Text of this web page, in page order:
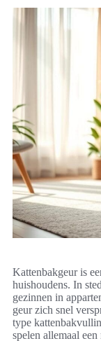
Kattenbakgeur is
huishoudens. In
gezinnen in
geur zich snel
type
spelen allemaal